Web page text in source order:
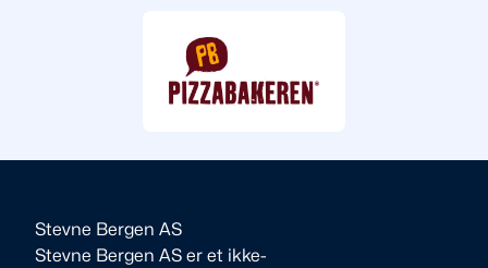
Stevne Bergen AS
Stevne Bergen AS er et ikke-